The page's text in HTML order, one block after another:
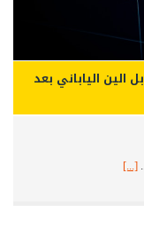
الين الياباني بعد
[...]